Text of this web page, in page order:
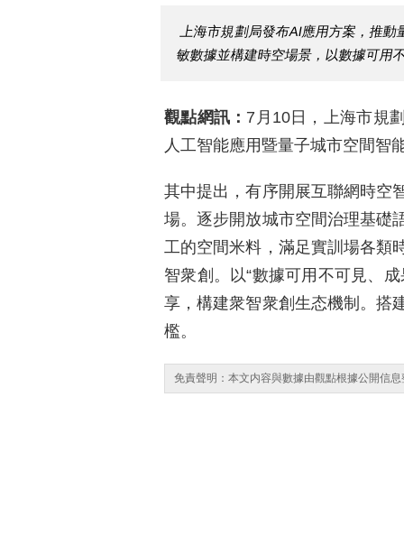
上海市規劃局發布AI應用方案，推
敏數據並構建時空場景，以數據可用
觀點網訊： 7月10日，上海市規
人工智能應用暨量子城市空間智
其中提出，有序開展互聯網時空
場。逐步開放城市空間治理基礎
工的空間米料，滿足實訓場各類
智衆創。以“數據可用不可見、
享，構建衆智衆創生态機制。搭
檻。
免責聲明：本文内容與數據由觀點根據公開信